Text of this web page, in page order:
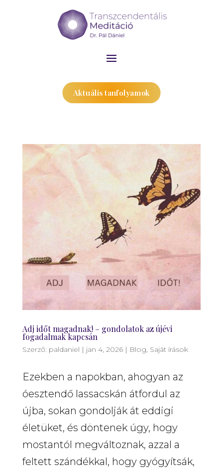
Aktuális tanfolyamok
Adj időt magadnak! – gondolatok az újévi
fogadalmak kapcsán
Szerző: paldaniel | jan 4, 2026| Blog, Saját írások
Ezekben a napokban, ahogyan az
óesztendő lassacskán átfordul az
újba, sokan gondolják át eddigi
életüket, és döntenek úgy, hogy
mostantól megváltoznak, azzal a
feltett szándékkal, hogy gyógyítsák,